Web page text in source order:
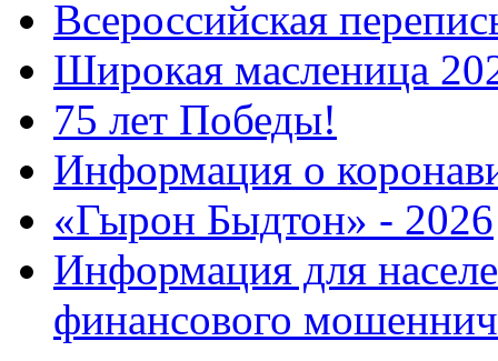
Всероссийская
Широкая масленица
75 лет Победы!
Информация о
«Гырон Быдтон» - 2026
Информация для
финансового